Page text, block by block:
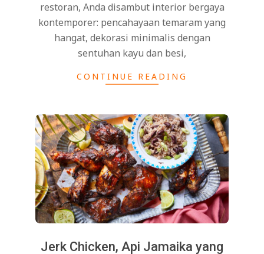
restoran, Anda disambut interior bergaya
kontemporer: pencahayaan temaram yang
hangat, dekorasi minimalis dengan
sentuhan kayu dan besi,
CONTINUE READING
Jerk Chicken, Api Jamaika yang